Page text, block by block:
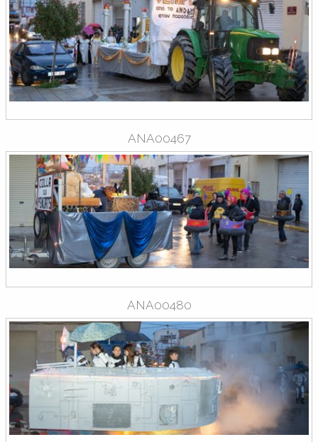
ANA00467
ANA00480